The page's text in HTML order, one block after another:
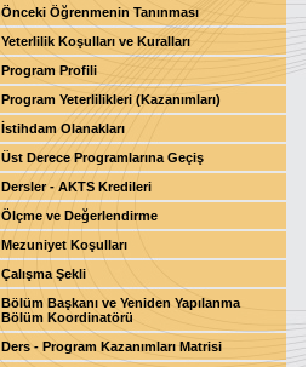
Önceki Öğrenmenin Tanınması
Yeterlilik Koşulları ve Kuralları
Program Profili
Program Yeterlilikleri (Kazanımları)
İstihdam Olanakları
Üst Derece Programlarına Geçiş
Dersler - AKTS Kredileri
Ölçme ve Değerlendirme
Mezuniyet Koşulları
Çalışma Şekli
Bölüm Başkanı ve Yeniden Yapılanma
Bölüm Koordinatörü
Ders - Program Kazanımları Matrisi